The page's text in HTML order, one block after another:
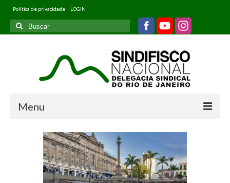
Política de privacidade LOGIN
Buscar
por:
Menu
Quem somos